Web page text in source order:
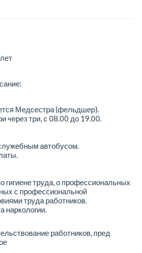
Медсестра (фельдшер).
через три, с 08.00 до 19.00.
автобусом.
гигиене труда, о профессиональных
с профессиональной
труда работников.
наркологии.
работников, пред